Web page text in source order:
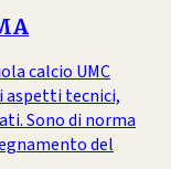
calcio UMC
aspetti tecnici,
Sono di norma
del